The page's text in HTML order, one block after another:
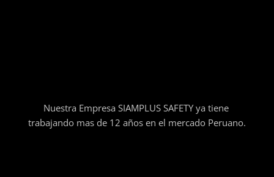
Nuestra Empresa SIAMPLUS SAFETY ya tiene
trabajando mas de 12 años en el mercado Peruano.